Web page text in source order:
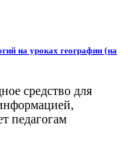
на уроках географии (на
средство для
педагогам